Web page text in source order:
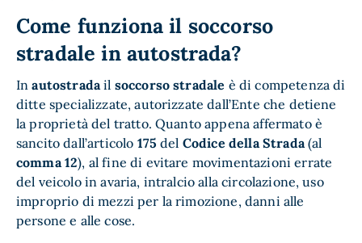
Come funziona il soccorso
stradale in autostrada?
Inautostradail soccorso stradale è di competenza di
ditte specializzate, autorizzate dall’Ente che detiene
la proprietà del tratto. Quanto appena affermato è
sancito dall’articolo 175 del Codice della Strada(al
comma 12), al fine di evitare movimentazioni errate
del veicolo in avaria, intralcio alla circolazione, uso
improprio di mezzi per la rimozione, danni alle
persone e alle cose.